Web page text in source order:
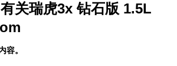
关瑞虎3x 钻石版 1.5L
容。